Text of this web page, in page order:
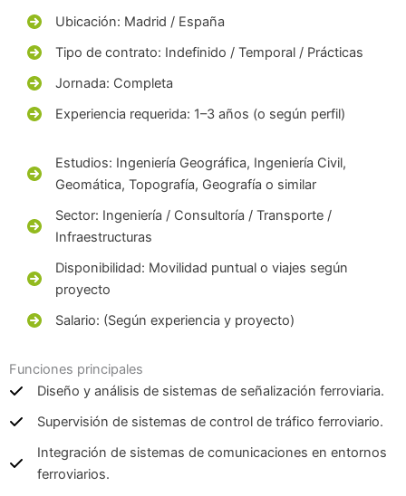
Ubicación: Madrid / España
Tipo de contrato: Indefinido / Temporal / Prácticas
Jornada: Completa
Experiencia requerida: 1–3 años (o según perfil)
Estudios: Ingeniería Geográfica, Ingeniería Civil,
Geomática, Topografía, Geografía o similar
Sector: Ingeniería / Consultoría / Transporte /
Infraestructuras
Disponibilidad: Movilidad puntual o viajes según
proyecto
Salario: (Según experiencia y proyecto)
Funciones principales
Diseño y análisis de sistemas de señalización ferroviaria.
Supervisión de sistemas de control de tráfico ferroviario.
Integración de sistemas de comunicaciones en entornos
ferroviarios.